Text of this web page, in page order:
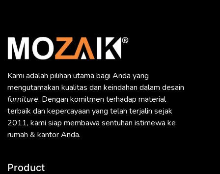
Kami adalah pilihan utama bagi Anda yang
mengutamakan kualitas dan keindahan dalam desain
furniture. Dengan komitmen terhadap material
terbaik dan kepercayaan yang telah terjalin sejak
2011, kami siap membawa sentuhan istimewa ke
rumah & kantor Anda.
Product